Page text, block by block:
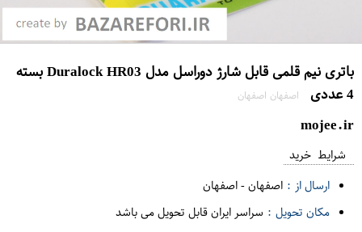
باتری نیم قلمی قابل شارژ دوراسل مدل Duralock HR03 بسته
4 عددی
اصفهان اصفهان
mojee.ir
شرایط خرید
ارسال از : اصفهان-اصفهان
مکان تحویل : سراسر ایران قابل تحویل می باشد